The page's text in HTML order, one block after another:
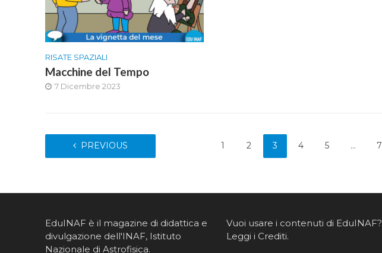
RISATE SPAZIALI
Macchine del Tempo
7 Dicembre 2023
PREVIOUS 1 2 3 4 5 … 7
EduINAF è il magazine di didattica e
divulgazione dell'INAF, Istituto
Nazionale di Astrofisica.
Vuoi usare i contenuti di EduINAF?
Leggi i Crediti.